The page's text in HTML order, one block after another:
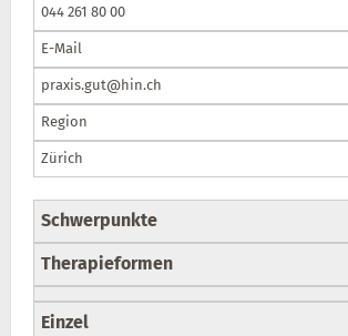
044 261 80 00
E-Mail
praxis.gut@hin.ch
Region
Zürich
Schwerpunkte
Therapieformen
Einzel